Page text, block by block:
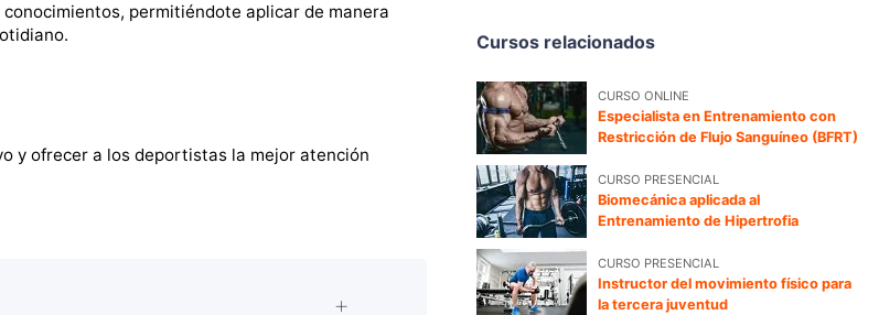
permitiéndote aplicar de manera
y ofrecer a los deportistas la mejor atención
Cursos relacionados
CURSO ONLINE
Especialista en Entrenamiento con
Restricción de Flujo Sanguíneo (BFRT)
CURSO PRESENCIAL
Biomecánica aplicada al
Entrenamiento de Hipertrofia
CURSO PRESENCIAL
Instructor del movimiento físico para
la tercera juventud